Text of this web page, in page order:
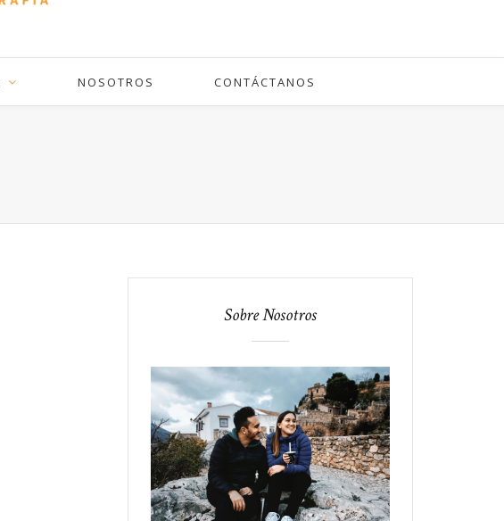
NOSOTROS CONTÁCTANOS
Sobre Nosotros